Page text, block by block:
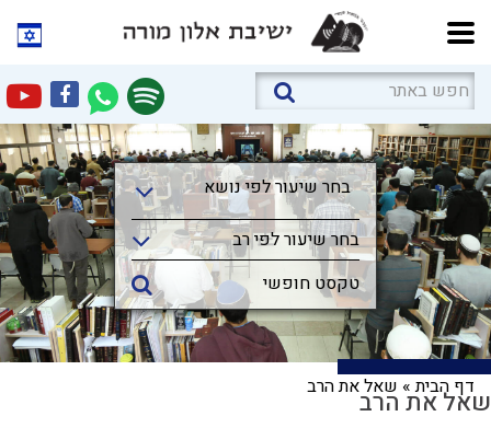
בחר שיעור לפי נושא
בחר שיעור לפי נושא
בחר שיעור לפי רב
דף הבית» שאל את הרבשאל את הרב